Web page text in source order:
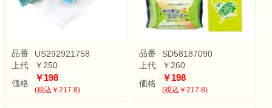
品番
US292921758
上代
￥250
価格
￥198
(税込￥217.8)
品番
SD58187090
上代
￥260
価格
￥198
(税込￥217.8)